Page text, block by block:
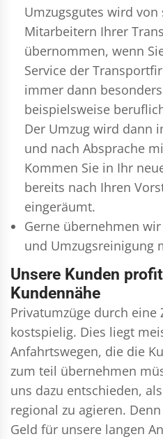
Umzugsgutes wird von
Mitarbeitern Ihrer
übernommen, wenn
Service der
immer dann
beispielsweise
Der Umzug wird dann
und nach Absprache
Kommen Sie in Ihr
bereits nach Ihren
eingeräumt.
Gerne übernehmen
und Umzugsreinigung
Unsere Kunden
Kundennähe
Privatumzüge durch
kostspielig. Dies liegt
Anfahrtswegen, die die
zum teil übernehmen
uns dazu entschieden,
regional zu agieren.
Geld für unsere langen